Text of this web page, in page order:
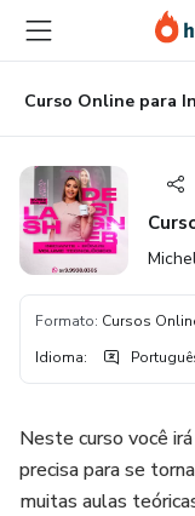
para
conteúdo
principal
para
pagamento
para
rodapé
Formato: Cursos
Idioma:
Neste curso você
precisa para se
muitas aulas